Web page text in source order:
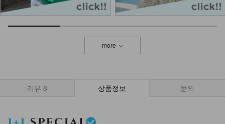
more
리뷰 8 상품정보 문의